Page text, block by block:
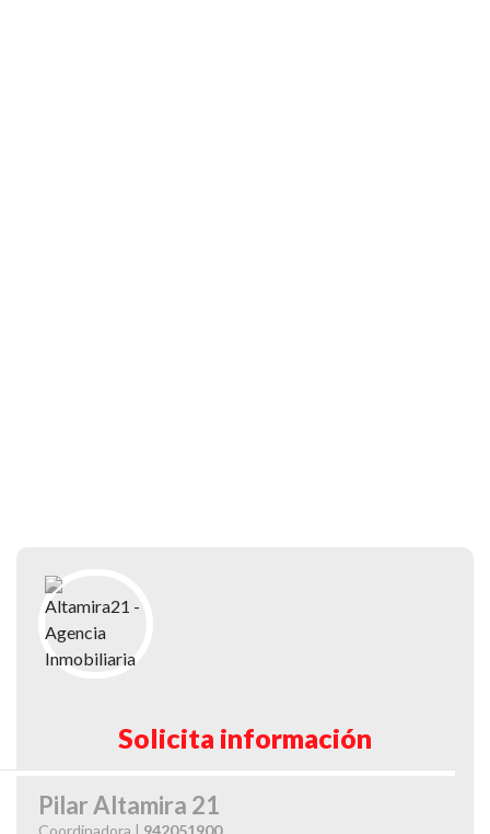
Solicita información
Pilar Altamira 21
Coordinadora | 942051900